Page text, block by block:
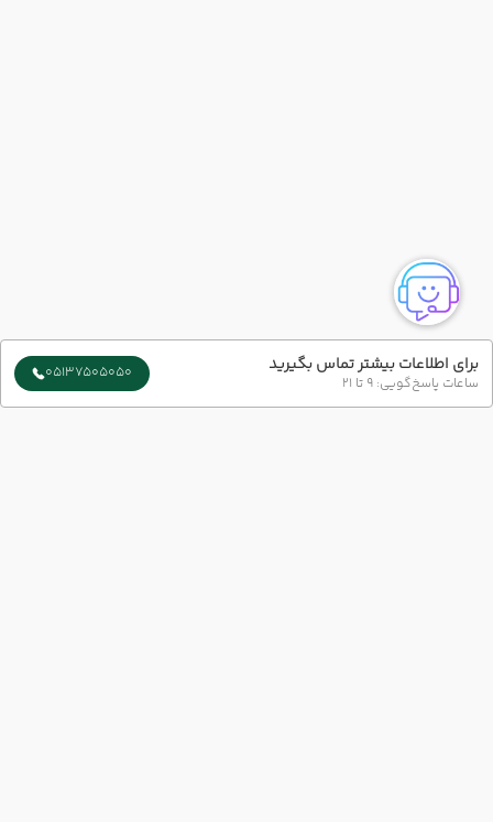
برای اطلاعات بیشتر تماس بگیرید
ساعات پاسخ‌گویی: 9 تا 21
05137505050